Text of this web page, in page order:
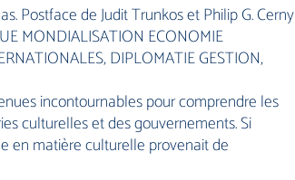
Postface de Judit Trunkos et Philip G. Cerny
MONDIALISATION ECONOMIE
DIPLOMATIE GESTION,
incontournables pour comprendre les
culturelles et des gouvernements. Si
en matière culturelle provenait de